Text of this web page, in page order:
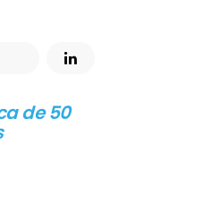
de 50